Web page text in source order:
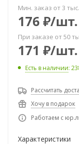
Мин. заказ от 3
176 ₽/шт.
При заказе от 50
171 ₽/шт.
Есть в наличии:
Рассчитать
Хочу в подарок
Работаем с
Характеристики